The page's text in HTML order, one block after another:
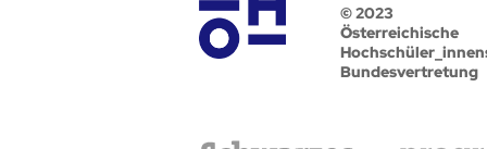
© 2023
Österreichische
Bundesvertretung